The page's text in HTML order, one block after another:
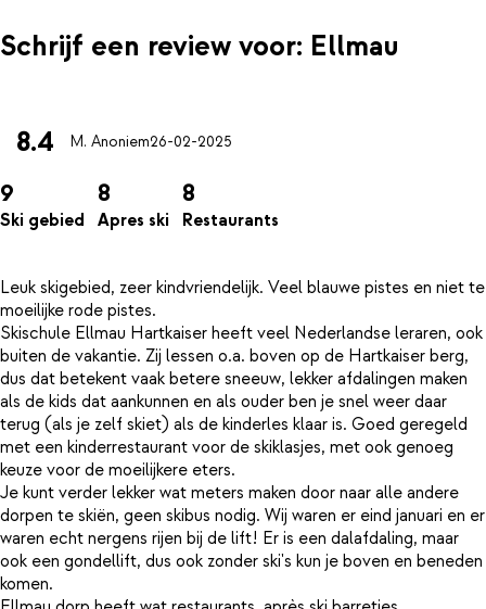
Schrijf een review voor: Ellmau
8.4 M. Anoniem26-02-2025
9
Ski gebied
8
Apres ski
8
Restaurants
Leuk skigebied, zeer kindvriendelijk. Veel blauwe pistes en niet te
moeilijke rode pistes.
Skischule Ellmau Hartkaiser heeft veel Nederlandse leraren, ook
buiten de vakantie. Zij lessen o.a. boven op de Hartkaiser berg,
dus dat betekent vaak betere sneeuw, lekker afdalingen maken
als de kids dat aankunnen en als ouder ben je snel weer daar
terug (als je zelf skiet) als de kinderles klaar is. Goed geregeld
met een kinderrestaurant voor de skiklasjes, met ook genoeg
keuze voor de moeilijkere eters.
Je kunt verder lekker wat meters maken door naar alle andere
dorpen te skiën, geen skibus nodig. Wij waren er eind januari en er
waren echt nergens rijen bij de lift! Er is een dalafdaling, maar
ook een gondellift, dus ook zonder ski's kun je boven en beneden
komen.